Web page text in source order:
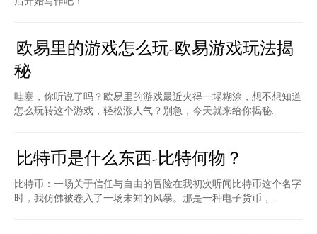
欧易里的游戏怎么玩-欧易游戏玩法揭
秘
哇塞，你听说了吗？欧易里的游戏最近火得一塌糊涂，想不想知道
怎么玩转这个游戏，轻松涨人气？别急，今天就来给你揭秘...
比特币是什么东西-比特何物？
比特币：一场关于信任与自由的冒险在我初次听闻比特币这个名字
时，我仿佛被卷入了一场未知的风暴。那是一种电子货币，...